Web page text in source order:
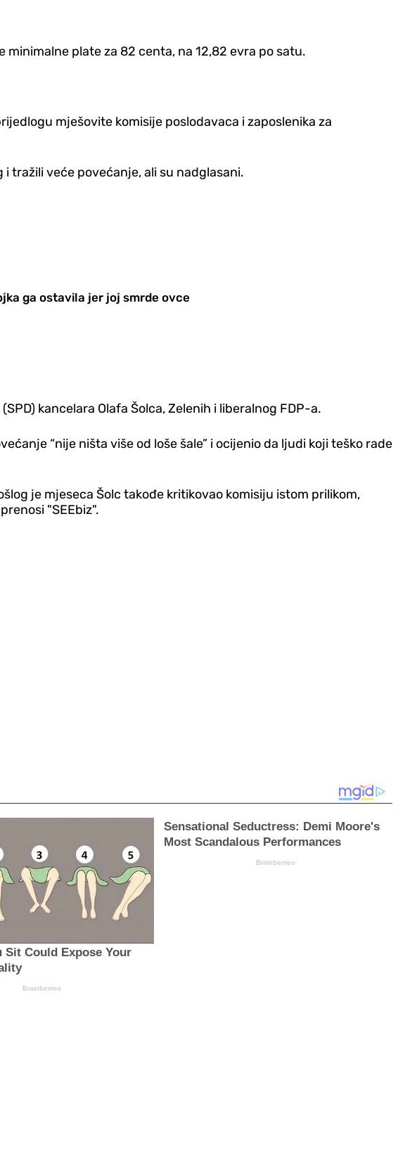
plate za 82 centa, na 12,82 evra po satu.
mješovite komisije poslodavaca i zaposlenika za
tražili veće povećanje, ali su nadglasani.
ga ostavila jer joj smrde ovce
kancelara Olafa Šolca, Zelenih i liberalnog FDP-a.
“nije ništa više od loše šale” i ocijenio da ljudi koji teško rade
je mjeseca Šolc takođe kritikovao komisiju istom prilikom,
"SEEbiz".